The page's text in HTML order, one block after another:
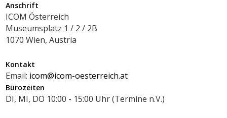
Anschrift
ICOM Österreich
Museumsplatz 1 / 2 / 2B
1070 Wien, Austria
Kontakt
Email: icom@icom-oesterreich.at
Bürozeiten
DI, MI, DO 10:00 - 15:00 Uhr (Termine n.V.)